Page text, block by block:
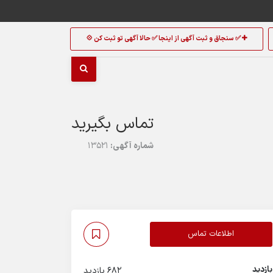
✅ سنجاق و ثبت آگهی از اینجا ✅ حالا آگهی تو ثبت کن 💠
تماس بگیرید
شماره آگهی: 13521
اطلاعات تماس
بازدید